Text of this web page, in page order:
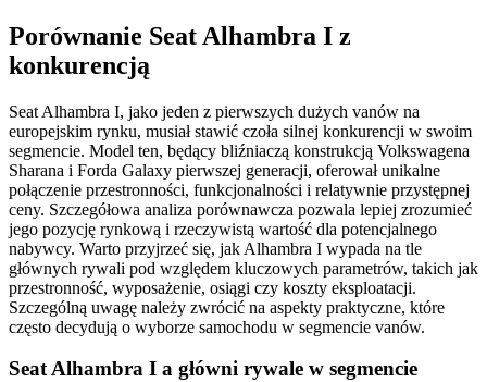
Porównanie Seat Alhambra I z
konkurencją
Seat Alhambra I, jako jeden z pierwszych dużych vanów na
europejskim rynku, musiał stawić czoła silnej konkurencji w swoim
segmencie. Model ten, będący bliźniaczą konstrukcją Volkswagena
Sharana i Forda Galaxy pierwszej generacji, oferował unikalne
połączenie przestronności, funkcjonalności i relatywnie przystępnej
ceny. Szczegółowa analiza porównawcza pozwala lepiej zrozumieć
jego pozycję rynkową i rzeczywistą wartość dla potencjalnego
nabywcy. Warto przyjrzeć się, jak Alhambra I wypada na tle
głównych rywali pod względem kluczowych parametrów, takich jak
przestronność, wyposażenie, osiągi czy koszty eksploatacji.
Szczególną uwagę należy zwrócić na aspekty praktyczne, które
często decydują o wyborze samochodu w segmencie vanów.
Seat Alhambra I a główni rywale w segmencie